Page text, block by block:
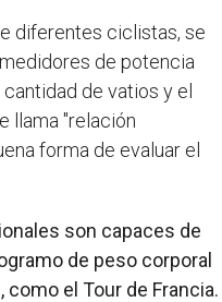
diferentes ciclistas, se
de potencia
de vatios y el
llama "relación
forma de evaluar el
son capaces de
de peso corporal
el Tour de Francia.